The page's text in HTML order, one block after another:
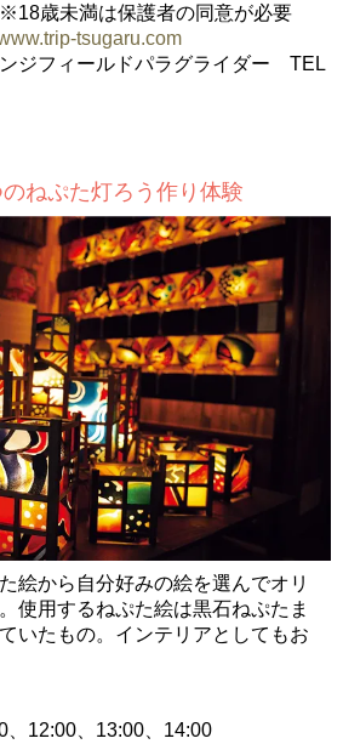
歳未満は保護者の同意が必要
tsugaru.com
ジフィールドパラグライダー TEL
ねぷた灯ろう作り体験
絵から自分好みの絵を選んでオリ
使用するねぷた絵は黒石ねぷたま
いたもの。インテリアとしてもお
、12:00、13:00、14:00